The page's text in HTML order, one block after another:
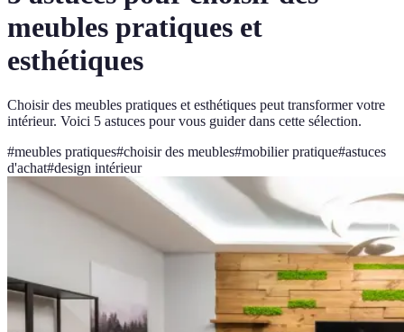
meubles pratiques et
esthétiques
Choisir des meubles pratiques et esthétiques peut transformer votre
intérieur. Voici 5 astuces pour vous guider dans cette sélection.
#meubles pratiques#choisir des meubles#mobilier pratique#astuces
d'achat#design intérieur